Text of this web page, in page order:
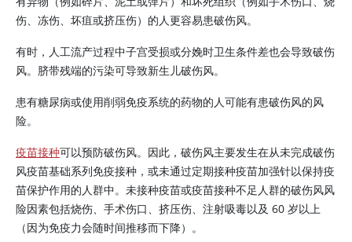
伤、冻伤、坏疽或挤压伤）的人更容易患破伤风。
有时，人工流产过程中子宫受损或分娩时卫生条件差也会导致破伤
风。脐带残端的污染可导致新生儿破伤风。
患有糖尿病或使用削弱免疫系统的药物的人可能有患破伤风的风
险。
疫苗接种可以预防破伤风。因此，破伤风主要发生在从未完成破伤
风疫苗基础系列免疫接种，或未通过定期接种疫苗加强针以保持疫
苗保护作用的人群中。未接种疫苗或疫苗接种不足人群的破伤风风
险因素包括烧伤、手术伤口、挤压伤、注射吸毒以及 60 岁以上
（因为免疫力会随时间推移而下降）。